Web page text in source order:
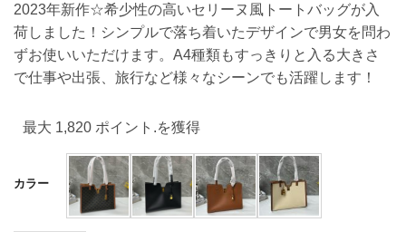
帯:
¥17,800
–
¥18,200
2023年新作☆希少性の高いセリーヌ風トートバッグが入
荷しました！シンプルで落ち着いたデザインで男女を問わ
ずお使いいただけます。A4種類もすっきりと入る大きさ
で仕事や出張、旅行など様々なシーンでも活躍します！
最大 1,820 ポイント.を獲得
カラー